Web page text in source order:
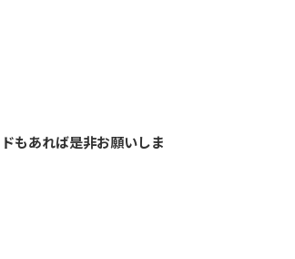
もあれば是非お願いしま